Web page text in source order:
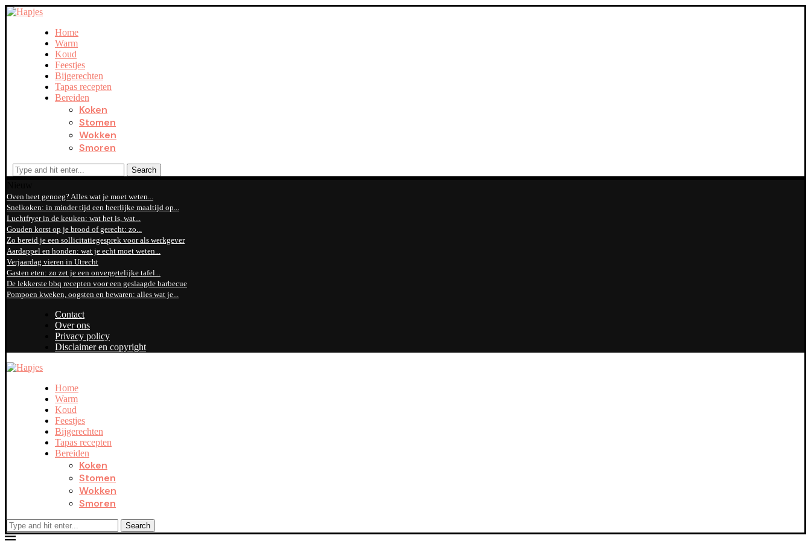
Home
Warm
Koud
Feestjes
Bijgerechten
Tapas recepten
Bereiden
Koken
Stomen
Wokken
Smoren
Search
Oven heet genoeg? Alles wat je moet weten...
Snelkoken: in minder tijd een heerlijke maaltijd op...
Luchtfryer in de keuken: wat het is, wat...
Gouden korst op je brood of gerecht: zo...
Zo bereid je een sollicitatiegesprek voor als werkgever
Aardappel en honden: wat je echt moet weten...
Verjaardag vieren in Utrecht
Gasten eten: zo zet je een onvergetelijke tafel...
De lekkerste bbq recepten voor een geslaagde barbecue
Pompoen kweken, oogsten en bewaren: alles wat je...
Contact
Over ons
Privacy policy
Disclaimer en copyright
Home
Warm
Koud
Feestjes
Bijgerechten
Tapas recepten
Bereiden
Koken
Stomen
Wokken
Smoren
Search